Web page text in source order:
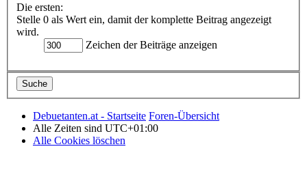
Die ersten:
Stelle 0 als Wert ein, damit der komplette Beitrag angezeigt
wird.
Zeichen der Beiträge anzeigen
Debuetanten.at - Startseite Foren-Übersicht
Alle Zeiten sind UTC+01:00
Alle Cookies löschen